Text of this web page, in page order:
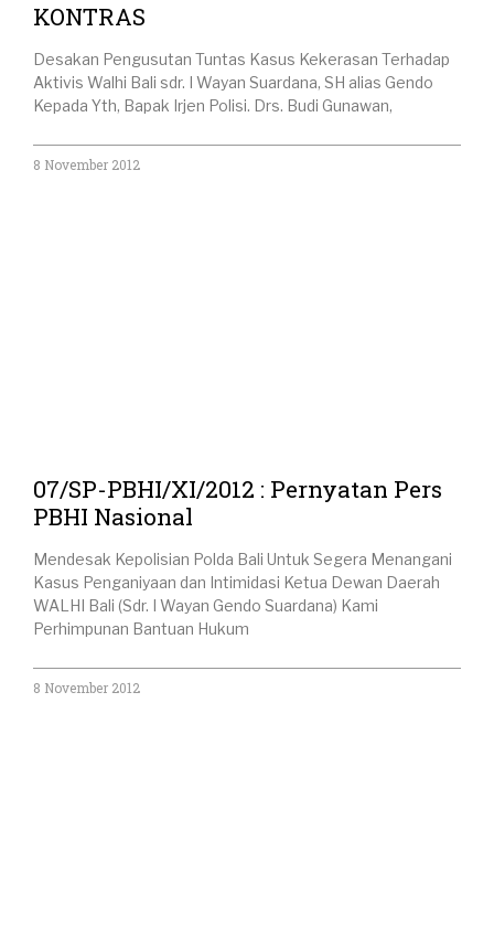
KONTRAS
Desakan Pengusutan Tuntas Kasus Kekerasan Terhadap
Aktivis Walhi Bali sdr. I Wayan Suardana, SH alias Gendo
Kepada Yth, Bapak Irjen Polisi. Drs. Budi Gunawan,
8 November 2012
07/SP-PBHI/XI/2012 : Pernyatan Pers
PBHI Nasional
Mendesak Kepolisian Polda Bali Untuk Segera Menangani
Kasus Penganiyaan dan Intimidasi Ketua Dewan Daerah
WALHI Bali (Sdr. I Wayan Gendo Suardana) Kami
Perhimpunan Bantuan Hukum
8 November 2012